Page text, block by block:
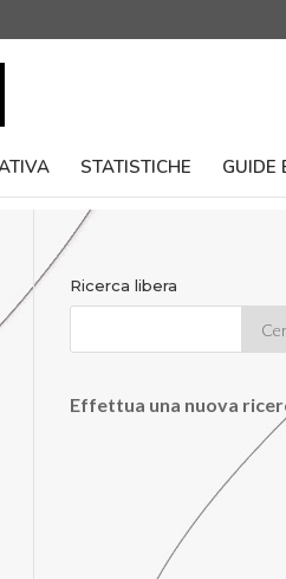
STATISTICHE GUIDE
Ricerca libera
Effettua una nuova